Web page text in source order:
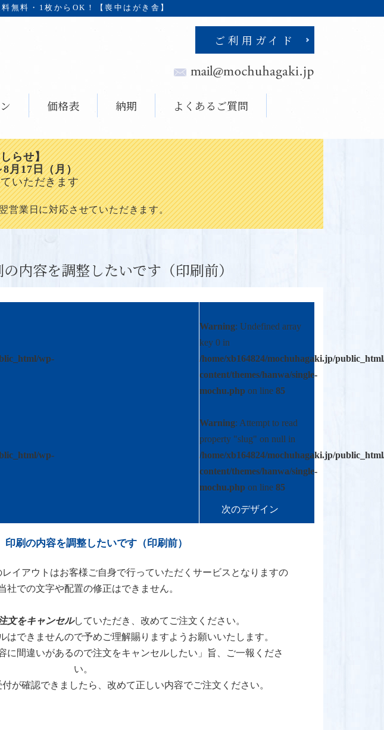
料無料・1枚からOK！【喪中はがき舎】
ご利用ガイド
価格表 納期 よくあるご質問
らせ】
8月17日（月）
いただきます
営業日に対応させていただきます。
内容を調整したいです（印刷前）
wp-
wp-
Warning: Undefined array
key 0 in
/home/xb164824/mochuhagaki.jp/
content/themes/hanwa/single-
mochu.php on line85
Warning: Attempt to read
property "slug" on null in
/home/xb164824/mochuhagaki.jp/
content/themes/hanwa/single-
mochu.php on line85
次のデザイン
刷の内容を調整したいです（印刷前）
イアウトはお客様ご自身で行っていただくサービスとなりますの
社での文字や配置の修正はできません。
文をキャンセルしていただき、改めてご注文ください。
はできませんので予めご理解賜りますようお願いいたします。
に間違いがあるので注文をキャンセルしたい」旨、ご一報くださ
い。
が確認できましたら、改めて正しい内容でご注文ください。